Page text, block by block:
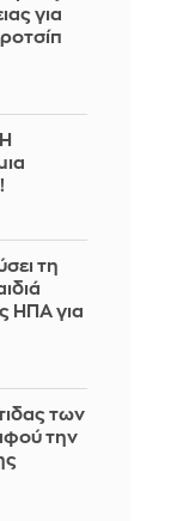
για
τη
ΗΠΑ για
των
την